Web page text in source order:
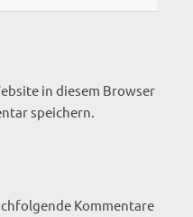
in diesem Browser
speichern.
Kommentare